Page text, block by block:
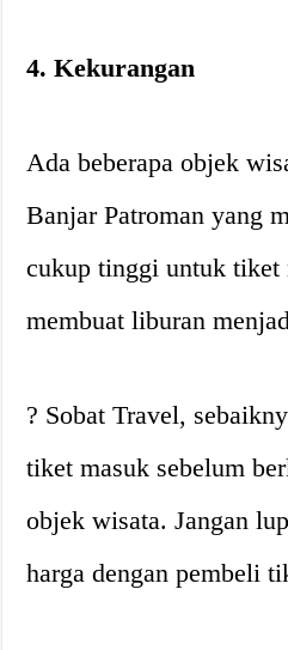
4. Kekurangan
Ada beberapa objek
Banjar Patroman yang
cukup tinggi untuk
membuat liburan
? Sobat Travel,
tiket masuk sebelum
objek wisata. Jangan
harga dengan pembeli